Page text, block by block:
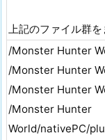
上記のファイル群
/Monster Hunter
/Monster Hunter
/Monster Hunter
/Monster Hunter
World/nativePC/